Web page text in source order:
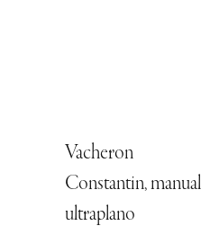
Vacheron
Constantin, manual
ultraplano